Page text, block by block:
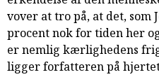
KABB!
9.0:
Links
Næste
indlæg:
vover at tro på, at det, som
procent nok for tiden her
er nemlig kærlighedens
ligger forfatteren på